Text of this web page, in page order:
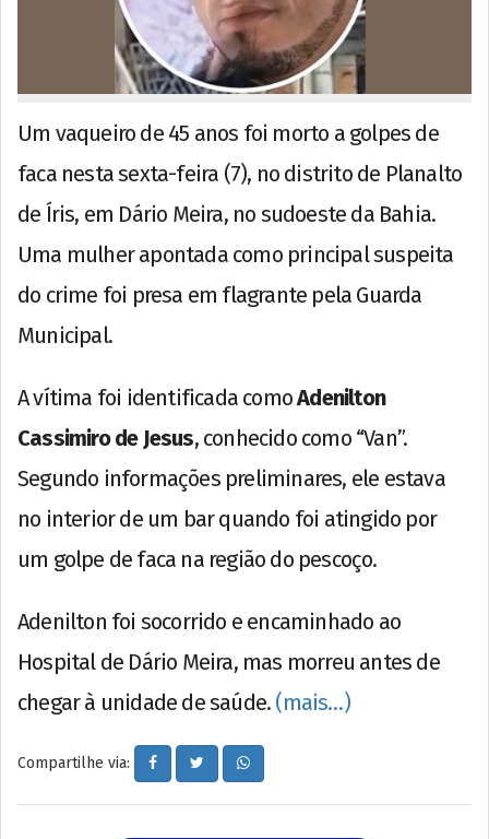
Um vaqueiro de 45 anos foi morto a golpes de
faca nesta sexta-feira (7), no distrito de Planalto
de Íris, em Dário Meira, no sudoeste da Bahia.
Uma mulher apontada como principal suspeita
do crime foi presa em flagrante pela Guarda
Municipal.
A vítima foi identificada comoAdenilton
Cassimiro de Jesus, conhecido como “Van”.
Segundo informações preliminares, ele estava
no interior de um bar quando foi atingido por
um golpe de faca na região do pescoço.
Adenilton foi socorrido e encaminhado ao
Hospital de Dário Meira, mas morreu antes de
chegar à unidade de saúde. (mais…)
Compartilhe via: